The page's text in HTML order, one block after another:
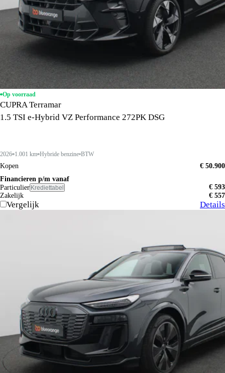
Op voorraad
CUPRA Terramar
1.5 TSI e-Hybrid VZ Performance 272PK DSG
2026 1.001 km Hybride benzine BTW
Kopen
€ 50.900
Financieren p/m vanaf
Particulier Krediettabel
€ 593
Zakelijk
€ 557
Vergelijk Details